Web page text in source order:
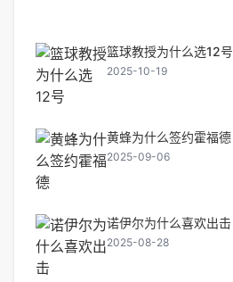
篮球教授为什么选12号
2025-10-19
黄蜂为什么签约霍福德
2025-09-06
诺伊尔为什么喜欢出击
2025-08-28